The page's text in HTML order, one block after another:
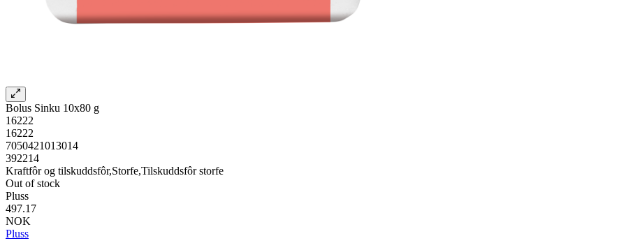
Bolus Sinku 10x80 g
16222
16222
7050421013014
392214
Kraftfôr og tilskuddsfôr,Storfe,Tilskuddsfôr storfe
Out of stock
Pluss
497.17
NOK
Pluss